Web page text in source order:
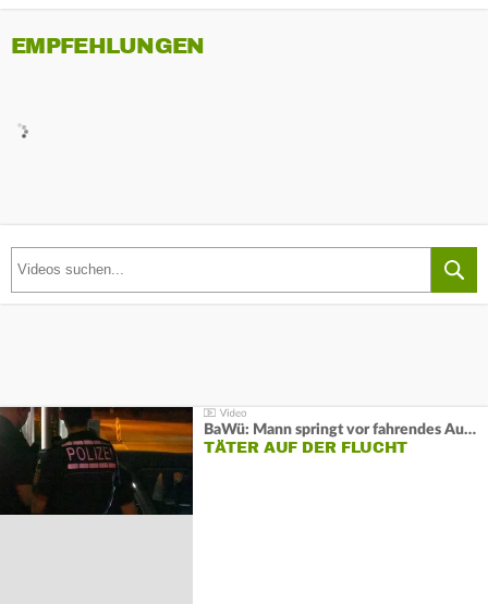
EMPFEHLUNGEN
BaWü: Mann springt vor fahrendes Auto und schießt
TÄTER AUF DER FLUCHT